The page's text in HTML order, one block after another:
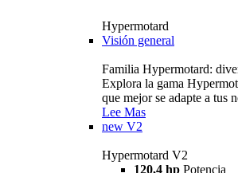
Hypermotard
Visión general
Familia Hypermotard:
Explora la gama
que mejor se adapte a tus
Lee Mas
new V2
Hypermotard V2
120,4 hp Potencia